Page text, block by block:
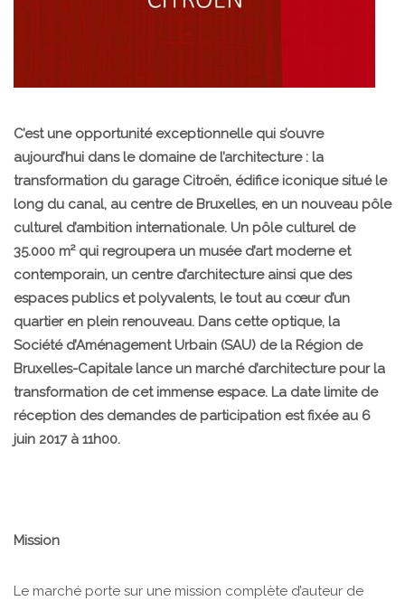
C’est une opportunité exceptionnelle qui s’ouvre
aujourd’hui dans le domaine de l’architecture : la
transformation du garage Citroën, édifice iconique situé le
long du canal, au centre de Bruxelles, en un nouveau pôle
culturel d’ambition internationale. Un pôle culturel de
35.000 m² qui regroupera un musée d’art moderne et
contemporain, un centre d’architecture ainsi que des
espaces publics et polyvalents, le tout au cœur d’un
quartier en plein renouveau. Dans cette optique, la
Société d’Aménagement Urbain (SAU) de la Région de
Bruxelles-Capitale lance un marché d’architecture pour la
transformation de cet immense espace. La date limite de
réception des demandes de participation est fixée au 6
juin 2017 à 11h00.
Mission
Le marché porte sur une mission complète d’auteur de